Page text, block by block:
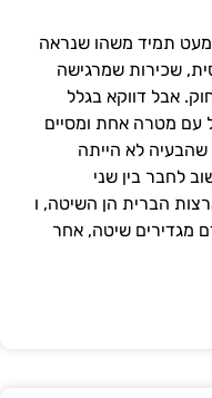
תמיד משהו שנראה
שכירות שמרגישה
אבל דווקא בגלל
מטרה אחת ומסיים
לא הייתה
לחבר בין שני
הברית הן השיטה, ו
מגדירים שיטה, אחר